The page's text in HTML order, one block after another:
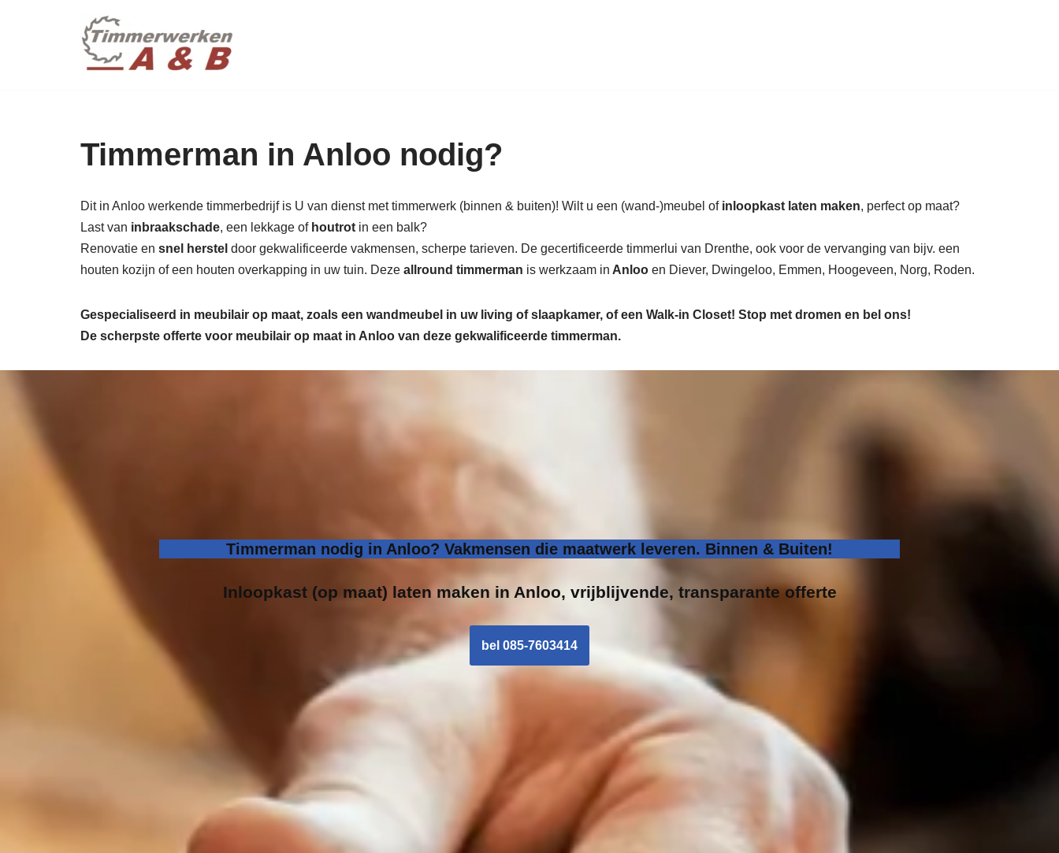
Timmerman in Anloo nodig?
Dit in Anloo werkende timmerbedrijf is U van dienst met timmerwerk (binnen & buiten)! Wilt u een (wand-)meubel of inloopkast laten maken, perfect op maat?
Last van inbraakschade, een lekkage of houtrot in een balk?
Renovatie en snel herstel door gekwalificeerde vakmensen, scherpe tarieven. De gecertificeerde timmerlui van Drenthe, ook voor de vervanging van bijv. een
houten kozijn of een houten overkapping in uw tuin. Deze allround timmerman is werkzaam in Anloo en Diever, Dwingeloo, Emmen, Hoogeveen, Norg, Roden.
Gespecialiseerd in meubilair op maat, zoals een wandmeubel in uw living of slaapkamer, of een Walk-in Closet! Stop met dromen en bel ons!
De scherpste offerte voor meubilair op maat in Anloo van deze gekwalificeerde timmerman.
Timmerman nodig in Anloo? Vakmensen die maatwerk leveren. Binnen & Buiten!
Inloopkast (op maat) laten maken in Anloo, vrijblijvende, transparante offerte
bel 085-7603414